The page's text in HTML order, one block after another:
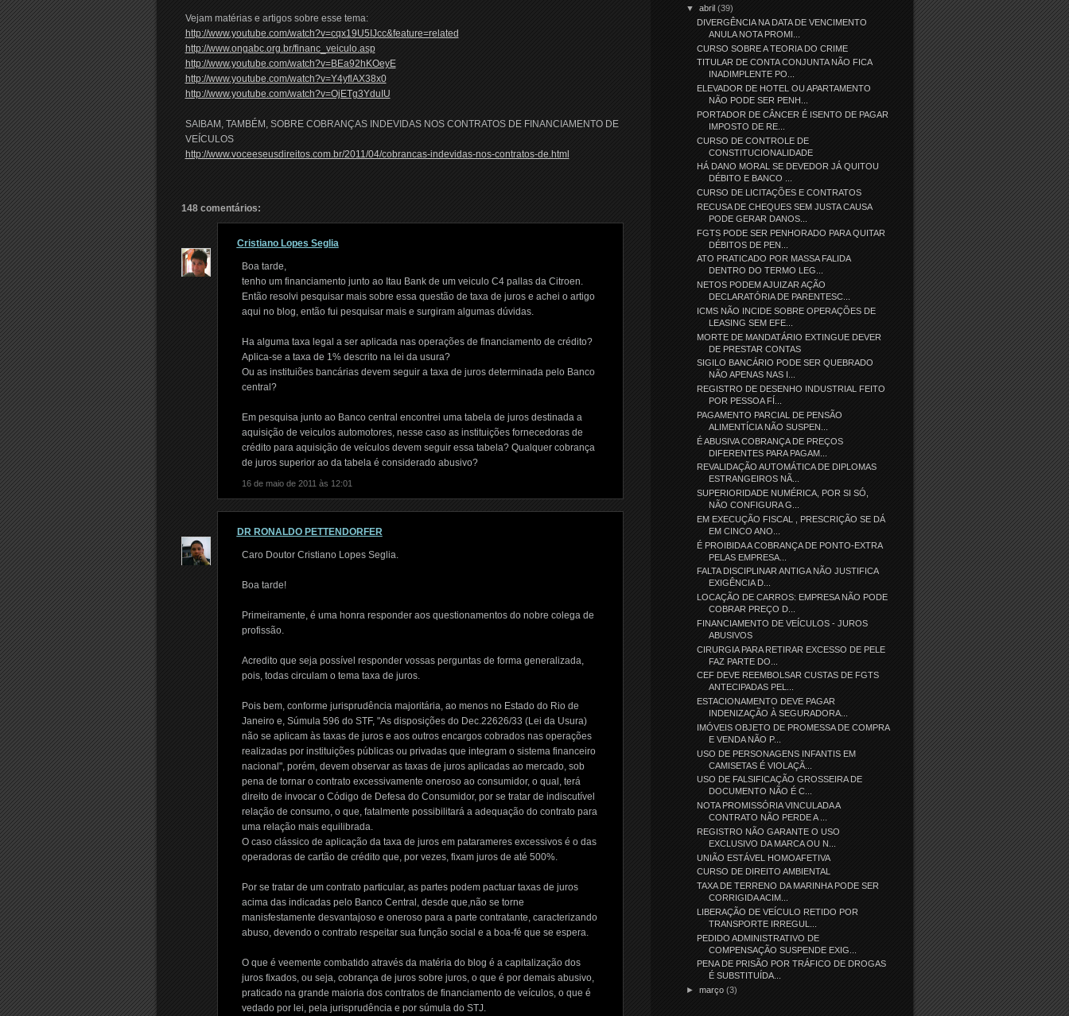
Vejam matérias e artigos sobre esse tema:
http://www.youtube.com/watch?v=cqx19U5IJcc&feature=related
http://www.ongabc.org.br/financ_veiculo.asp
http://www.youtube.com/watch?v=BEa92hKOeyE
http://www.youtube.com/watch?v=Y4yflAX38x0
http://www.youtube.com/watch?v=OjETg3YduIU
SAIBAM, TAMBÉM, SOBRE COBRANÇAS INDEVIDAS NOS CONTRATOS DE FINANCIAMENTO DE
VEÍCULOS
http://www.voceeseusdireitos.com.br/2011/04/cobrancas-indevidas-nos-contratos-de.html
148 comentários:
Cristiano Lopes Seglia
Boa tarde,
tenho um financiamento junto ao Itau Bank de um veiculo C4 pallas da Citroen.
Então resolvi pesquisar mais sobre essa questão de taxa de juros e achei o artigo
aqui no blog, então fui pesquisar mais e surgiram algumas dúvidas.
Ha alguma taxa legal a ser aplicada nas operações de financiamento de crédito?
Aplica-se a taxa de 1% descrito na lei da usura?
Ou as instituiões bancárias devem seguir a taxa de juros determinada pelo Banco
central?
Em pesquisa junto ao Banco central encontrei uma tabela de juros destinada a
aquisição de veiculos automotores, nesse caso as instituições fornecedoras de
crédito para aquisição de veículos devem seguir essa tabela? Qualquer cobrança
de juros superior ao da tabela é considerado abusivo?
16 de maio de 2011 às 12:01
DR RONALDO PETTENDORFER
Caro Doutor Cristiano Lopes Seglia.
Boa tarde!
Primeiramente, é uma honra responder aos questionamentos do nobre colega de
profissão.
Acredito que seja possível responder vossas perguntas de forma generalizada,
pois, todas circulam o tema taxa de juros.
Pois bem, conforme jurisprudência majoritária, ao menos no Estado do Rio de
Janeiro e, Súmula 596 do STF, "As disposições do Dec.22626/33 (Lei da Usura)
não se aplicam às taxas de juros e aos outros encargos cobrados nas operações
realizadas por instituições públicas ou privadas que integram o sistema financeiro
nacional", porém, devem observar as taxas de juros aplicadas ao mercado, sob
pena de tornar o contrato excessivamente oneroso ao consumidor, o qual, terá
direito de invocar o Código de Defesa do Consumidor, por se tratar de indiscutível
relação de consumo, o que, fatalmente possibilitará a adequação do contrato para
uma relação mais equilibrada.
O caso clássico de aplicação da taxa de juros em patarameres excessivos é o das
operadoras de cartão de crédito que, por vezes, fixam juros de até 500%.
Por se tratar de um contrato particular, as partes podem pactuar taxas de juros
acima das indicadas pelo Banco Central, desde que,não se torne
manisfestamente desvantajoso e oneroso para a parte contratante, caracterizando
abuso, devendo o contrato respeitar sua função social e a boa-fé que se espera.
O que é veemente combatido através da matéria do blog é a capitalização dos
juros fixados, ou seja, cobrança de juros sobre juros, o que é por demais abusivo,
praticado na grande maioria dos contratos de financiamento de veículos, o que é
vedado por lei, pela jurisprudência e por súmula do STJ.
▼ abril (39)
DIVERGÊNCIA NA DATA DE VENCIMENTO
ANULA NOTA PROMI...
CURSO SOBRE A TEORIA DO CRIME
TITULAR DE CONTA CONJUNTA NÃO FICA
INADIMPLENTE PO...
ELEVADOR DE HOTEL OU APARTAMENTO
NÃO PODE SER PENH...
PORTADOR DE CÂNCER É ISENTO DE PAGAR
IMPOSTO DE RE...
CURSO DE CONTROLE DE
CONSTITUCIONALIDADE
HÁ DANO MORAL SE DEVEDOR JÁ QUITOU
DÉBITO E BANCO ...
CURSO DE LICITAÇÕES E CONTRATOS
RECUSA DE CHEQUES SEM JUSTA CAUSA
PODE GERAR DANOS...
FGTS PODE SER PENHORADO PARA QUITAR
DÉBITOS DE PEN...
ATO PRATICADO POR MASSA FALIDA
DENTRO DO TERMO LEG...
NETOS PODEM AJUIZAR AÇÃO
DECLARATÓRIA DE PARENTESC...
ICMS NÃO INCIDE SOBRE OPERAÇÕES DE
LEASING SEM EFE...
MORTE DE MANDATÁRIO EXTINGUE DEVER
DE PRESTAR CONTAS
SIGILO BANCÁRIO PODE SER QUEBRADO
NÃO APENAS NAS I...
REGISTRO DE DESENHO INDUSTRIAL FEITO
POR PESSOA FÍ...
PAGAMENTO PARCIAL DE PENSÃO
ALIMENTÍCIA NÃO SUSPEN...
É ABUSIVA COBRANÇA DE PREÇOS
DIFERENTES PARA PAGAM...
REVALIDAÇÃO AUTOMÁTICA DE DIPLOMAS
ESTRANGEIROS NÃ...
SUPERIORIDADE NUMÉRICA, POR SI SÓ,
NÃO CONFIGURA G...
EM EXECUÇÃO FISCAL , PRESCRIÇÃO SE DÁ
EM CINCO ANO...
É PROIBIDA A COBRANÇA DE PONTO-EXTRA
PELAS EMPRESA...
FALTA DISCIPLINAR ANTIGA NÃO JUSTIFICA
EXIGÊNCIA D...
LOCAÇÃO DE CARROS: EMPRESA NÃO PODE
COBRAR PREÇO D...
FINANCIAMENTO DE VEÍCULOS - JUROS
ABUSIVOS
CIRURGIA PARA RETIRAR EXCESSO DE PELE
FAZ PARTE DO...
CEF DEVE REEMBOLSAR CUSTAS DE FGTS
ANTECIPADAS PEL...
ESTACIONAMENTO DEVE PAGAR
INDENIZAÇÃO À SEGURADORA...
IMÓVEIS OBJETO DE PROMESSA DE COMPRA
E VENDA NÃO P...
USO DE PERSONAGENS INFANTIS EM
CAMISETAS É VIOLAÇÃ...
USO DE FALSIFICAÇÃO GROSSEIRA DE
DOCUMENTO NÃO É C...
NOTA PROMISSÓRIA VINCULADA A
CONTRATO NÃO PERDE A ...
REGISTRO NÃO GARANTE O USO
EXCLUSIVO DA MARCA OU N...
UNIÃO ESTÁVEL HOMOAFETIVA
CURSO DE DIREITO AMBIENTAL
TAXA DE TERRENO DA MARINHA PODE SER
CORRIGIDA ACIM...
LIBERAÇÃO DE VEÍCULO RETIDO POR
TRANSPORTE IRREGUL...
PEDIDO ADMINISTRATIVO DE
COMPENSAÇÃO SUSPENDE EXIG...
PENA DE PRISÃO POR TRÁFICO DE DROGAS
É SUBSTITUÍDA...
► março (3)